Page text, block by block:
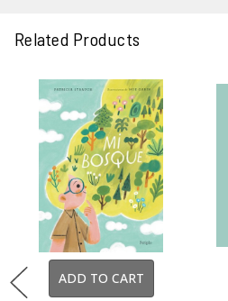
Related Products
ADD TO CART